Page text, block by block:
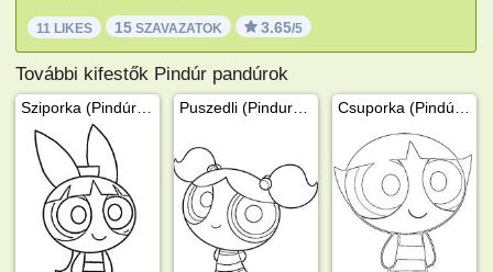
11 LIKES 15 SZAVAZATOK 3.65/5
További kifestők Pindúr pandúrok